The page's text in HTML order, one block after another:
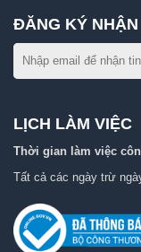
ĐĂNG KÝ
LỊCH LÀM VIỆC
Thời gian làm việc
Tất cả các ngày trừ